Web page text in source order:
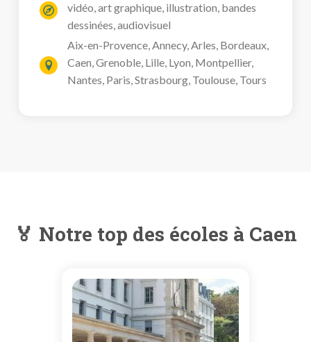
vidéo, art graphique, illustration, bandes
dessinées, audiovisuel
Aix-en-Provence, Annecy, Arles, Bordeaux,
Caen, Grenoble, Lille, Lyon, Montpellier,
Nantes, Paris, Strasbourg, Toulouse, Tours
🏅 Notre top des écoles à Caen